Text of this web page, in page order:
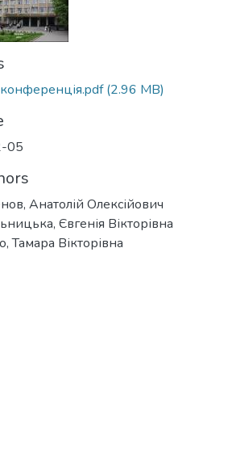
(2.96 MB)
05
Анатолій Олексійович
Євгенія Вікторівна
Тамара Вікторівна